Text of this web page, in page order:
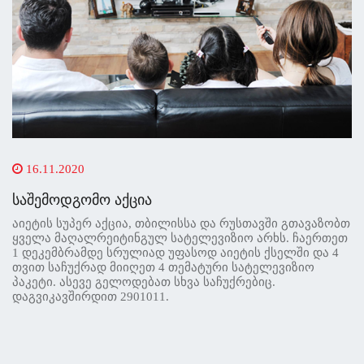
16.11.2020
საშემოდგომო აქცია
აიეტის სუპერ აქცია, თბილისსა და რუსთავში გთავაზობთ
ყველა მაღალრეიტინგულ სატელევიზიო არხს. ჩაერთეთ
1 დეკემბრამდე სრულიად უფასოდ აიეტის ქსელში და 4
თვით საჩუქრად მიიღეთ 4 თემატური სატელევიზიო
პაკეტი. ასევე გელოდებათ სხვა საჩუქრებიც.
დაგვიკავშირდით 2901011.